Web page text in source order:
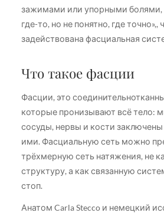
зажимами или упорными болями,
где-то, но не понятно, где точно»,,
задействована фасциальная
Что такое фасции
Фасции, это
которые пронизывают всё тело:
сосуды, нервы и кости
ими. Фасциальную сеть можно
трёхмерную сеть натяжения, не
структуру, а как связанную
стоп.
Анатом Carla Stecco и немецкий